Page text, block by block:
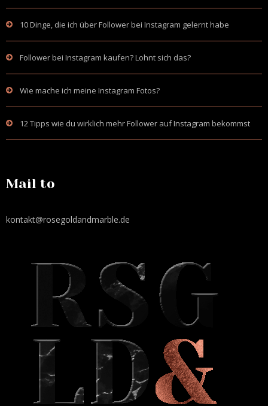
10 Dinge, die ich über Follower bei Instagram gelernt habe
Follower bei Instagram kaufen? Lohnt sich das?
Wie mache ich meine Instagram Fotos?
12 Tipps wie du wirklich mehr Follower auf Instagram bekommst
Mail to
kontakt@rosegoldandmarble.de